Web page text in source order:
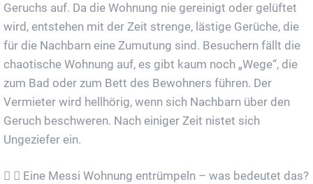
Geruchs auf. Da die Wohnung nie gereinigt oder gelüftet
wird, entstehen mit der Zeit strenge, lästige Gerüche, die
für die Nachbarn eine Zumutung sind. Besuchern fällt die
chaotische Wohnung auf, es gibt kaum noch „Wege“, die
zum Bad oder zum Bett des Bewohners führen. Der
Vermieter wird hellhörig, wenn sich Nachbarn über den
Geruch beschweren. Nach einiger Zeit nistet sich
Ungeziefer ein.
Eine Messi Wohnung entrümpeln – was bedeutet das?